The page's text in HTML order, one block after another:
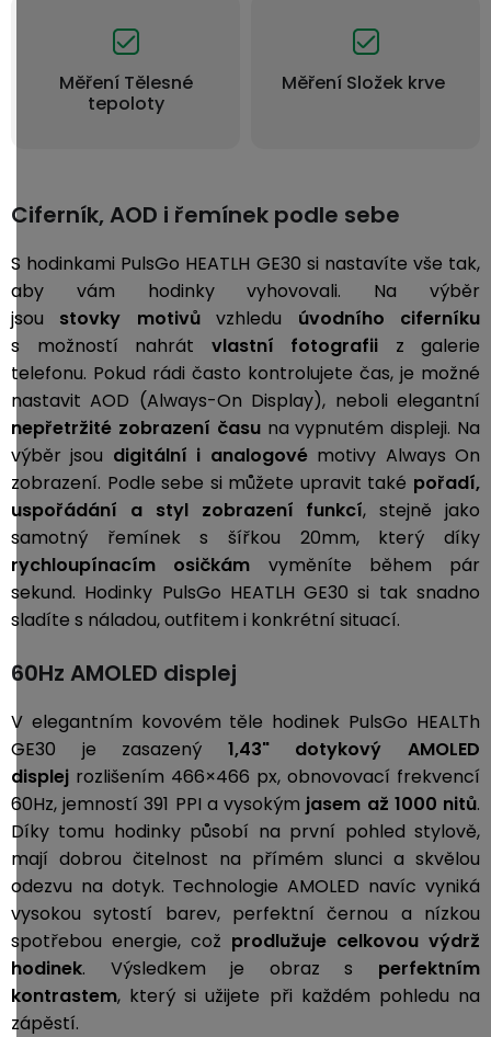
Měření Tělesné
tepoloty
Měření Složek krve
Ciferník, AOD i řemínek podle sebe
S hodinkami PulsGo HEATLH GE30 si nastavíte vše tak,
aby vám hodinky vyhovovali. Na výběr
jsou stovky motivůvzhledu úvodního ciferníku
s možností nahrát vlastní fotografii z galerie
telefonu. Pokud rádi často kontrolujete čas, je možné
nastavit AOD (Always-On Display), neboli elegantní
nepřetržité zobrazení časuna vypnutém displeji. Na
výběr jsou digitální i analogovémotivy Always On
zobrazení. Podle sebe si můžete upravit také pořadí,
uspořádání a styl zobrazení funkcí, stejně jako
samotný řemínek s šířkou 20mm, který díky
rychloupínacím osičkám vyměníte během pár
sekund. Hodinky PulsGo HEATLH GE30 si tak snadno
sladíte s náladou, outfitem i konkrétní situací.
60Hz AMOLED displej
V elegantním kovovém těle hodinek PulsGo HEALTh
GE30 je zasazený 1,43" dotykový AMOLED
displej rozlišením 466×466 px, obnovovací frekvencí
60Hz, jemností 391 PPI a vysokým jasem až 1000 nitů.
Díky tomu hodinky působí na první pohled stylově,
mají dobrou čitelnost na přímém slunci a skvělou
odezvu na dotyk. Technologie AMOLED navíc vyniká
vysokou sytostí barev, perfektní černou a nízkou
spotřebou energie, což prodlužuje celkovou výdrž
hodinek. Výsledkem je obraz s perfektním
kontrastem, který si užijete při každém pohledu na
zápěstí.